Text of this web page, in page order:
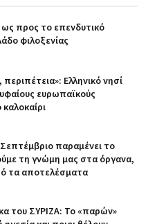
προς το επενδυτικό
φιλοξενίας
Ελληνικό νησί
ευρωπαϊκούς
παραμένει το
τη γνώμη μας στα όργανα,
τα αποτελέσματα
του ΣΥΡΙΖΑ: Το «παρών»